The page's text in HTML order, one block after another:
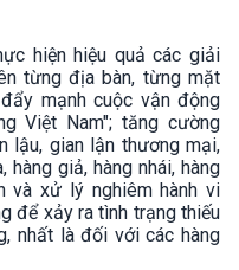
hiện hiệu quả các giải
từng địa bàn, từng mặt
mạnh cuộc vận động
Việt Nam"; tăng cường
lậu, gian lận thương mại,
giả, hàng nhái, hàng
và xử lý nghiêm hành vi
để xảy ra tình trạng thiếu
nhất là đối với các hàng